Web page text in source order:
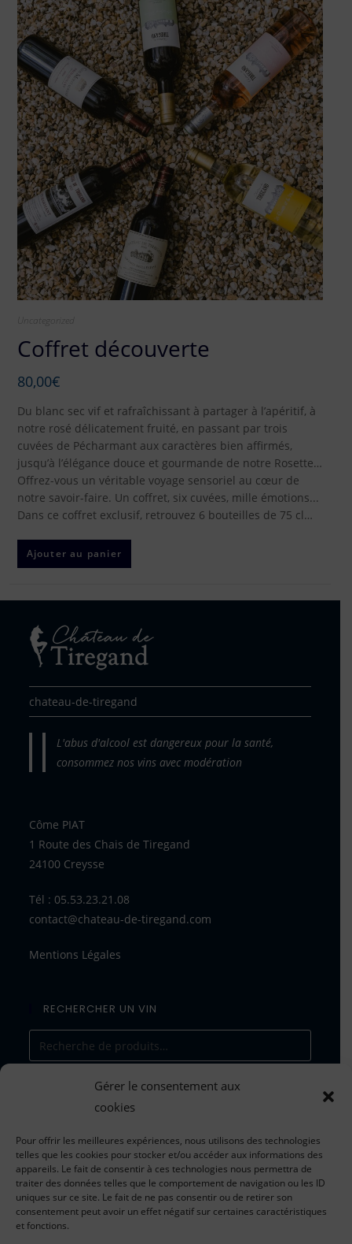
Gérer le consentement aux
cookies
Pour offrir les meilleures expériences, nous utilisons des technologies
telles que les cookies pour stocker et/ou accéder aux informations des
appareils. Le fait de consentir à ces technologies nous permettra de
traiter des données telles que le comportement de navigation ou les ID
uniques sur ce site. Le fait de ne pas consentir ou de retirer son
consentement peut avoir un effet négatif sur certaines caractéristiques
et fonctions.
Uncategorized
Coffret découverte
80,00€
Du blanc sec vif et rafraîchissant à partager à l’apéritif, à
notre rosé délicatement fruité, en passant par trois
cuvées de Pécharmant aux caractères bien affirmés,
jusqu’à l’élégance douce et gourmande de notre Rosette…
Offrez-vous un véritable voyage sensoriel au cœur de
notre savoir-faire. Un coffret, six cuvées, mille émotions...
Dans ce coffret exclusif, retrouvez 6 bouteilles de 75 cl…
Ajouter au panier
chateau-de-tiregand
L'abus d'alcool est dangereux pour la santé,
consommez nos vins avec modération
Côme PIAT
1 Route des Chais de Tiregand
24100 Creysse
Tél : 05.53.23.21.08
contact@chateau-de-tiregand.com
Mentions Légales
RECHERCHER UN VIN
RECHERCHE
Tarifs valables du 1er janvier 2025
au 31 décembre 2025
*dans la limite des stocks disponibles